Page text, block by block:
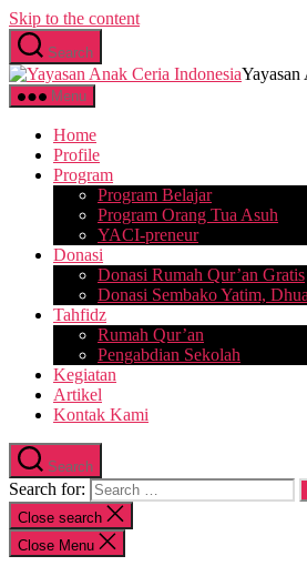
Skip to the content
Search
Yayasan
Menu
Home
Profile
Program
Program Belajar
Program Orang Tua Asuh
YACI-preneur
Donasi
Donasi Rumah Qur’an Gratis
Donasi Sembako Yatim,
Tahfidz
Rumah Qur’an
Pengabdian Sekolah
Kegiatan
Artikel
Kontak Kami
Search
Search for:
Close search
Close Menu